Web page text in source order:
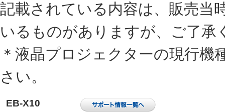
記載されている内容は、販売当
いるものがありますが、ご了承
＊液晶プロジェクターの現行機
さい。
EB-X10